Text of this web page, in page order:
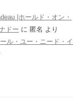
|ホールド・オン・
ドー に 匿名 より
ル・ユー・ニード・イ